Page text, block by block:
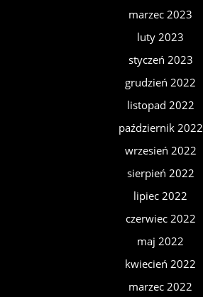
marzec 2023
luty 2023
styczeń 2023
grudzień 2022
listopad 2022
październik 2022
wrzesień 2022
sierpień 2022
lipiec 2022
czerwiec 2022
maj 2022
kwiecień 2022
marzec 2022